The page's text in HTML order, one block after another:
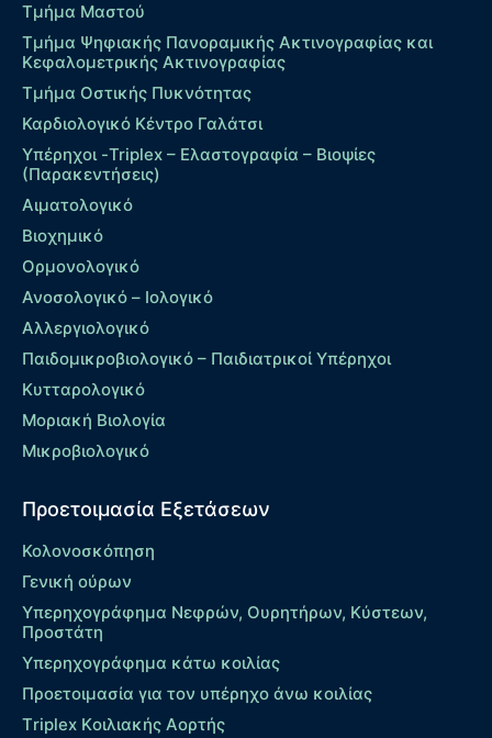
Τμήμα Μαστού
Τμήμα Ψηφιακής Πανοραμικής Ακτινογραφίας και
Κεφαλομετρικής Ακτινογραφίας
Τμήμα Οστικής Πυκνότητας
Καρδιολογικό Κέντρο Γαλάτσι
Υπέρηχοι -Triplex – Eλαστογραφία – Βιοψίες
(Παρακεντήσεις)
Αιματολογικό
Βιοχημικό
Ορμονολογικό
Ανοσολογικό – Ιολογικό
Αλλεργιολογικό
Παιδομικροβιολογικό – Παιδιατρικοί Υπέρηχοι
Κυτταρολογικό
Μοριακή Βιολογία
Μικροβιολογικό
Προετοιμασία Εξετάσεων
Κολονοσκόπηση
Γενική ούρων
Υπερηχογράφημα Νεφρών, Ουρητήρων, Κύστεων,
Προστάτη
Υπερηχογράφημα κάτω κοιλίας
Προετοιμασία για τον υπέρηχο άνω κοιλίας
Τriplex Kοιλιακής Αορτής